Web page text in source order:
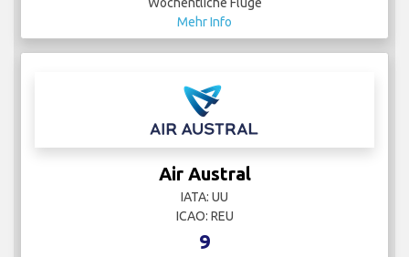
Mehr Info
Air Austral
IATA: UU
ICAO: REU
9